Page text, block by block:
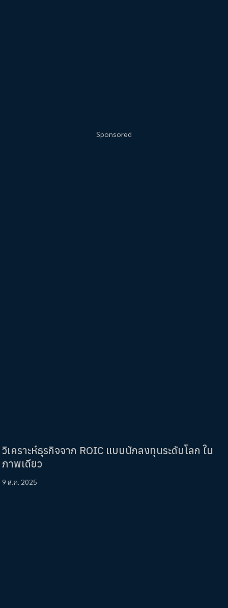
Sponsored
วิเคราะห์ธุรกิจจาก ROIC แบบนักลงทุนระดับโลก ใน
ภาพเดียว
9 ส.ค. 2025